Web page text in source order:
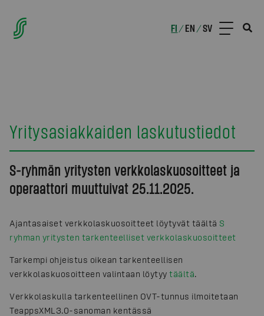
FI /EN /SV
Yritysasiakkaiden laskutustiedot
S-ryhmän yritysten verkkolaskuosoitteet ja
operaattori muuttuivat 25.11.2025.
Ajantasaiset verkkolaskuosoitteet löytyvät täältä S
ryhman yritysten tarkenteelliset verkkolaskuosoitteet
Tarkempi ohjeistus oikean tarkenteellisen
verkkolaskuosoitteen valintaan löytyy täältä.
Verkkolaskulla tarkenteellinen OVT-tunnus ilmoitetaan
TeappsXML3.0-sanoman kentässä